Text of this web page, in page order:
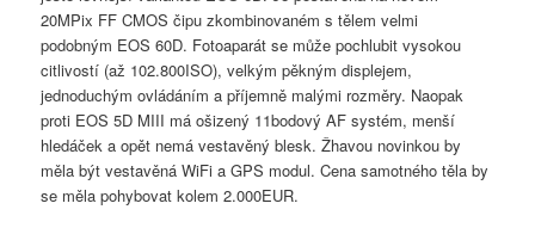
20MPix FF CMOS čipu zkombinovaném s tělem velmi
podobným EOS 60D. Fotoaparát se může pochlubit vysokou
citlivostí (až 102.800ISO), velkým pěkným displejem,
jednoduchým ovládáním a příjemně malými rozměry. Naopak
proti EOS 5D MIII má ošizený 11bodový AF systém, menší
hledáček a opět nemá vestavěný blesk. Žhavou novinkou by
měla být vestavěná WiFi a GPS modul. Cena samotného těla by
se měla pohybovat kolem 2.000EUR.